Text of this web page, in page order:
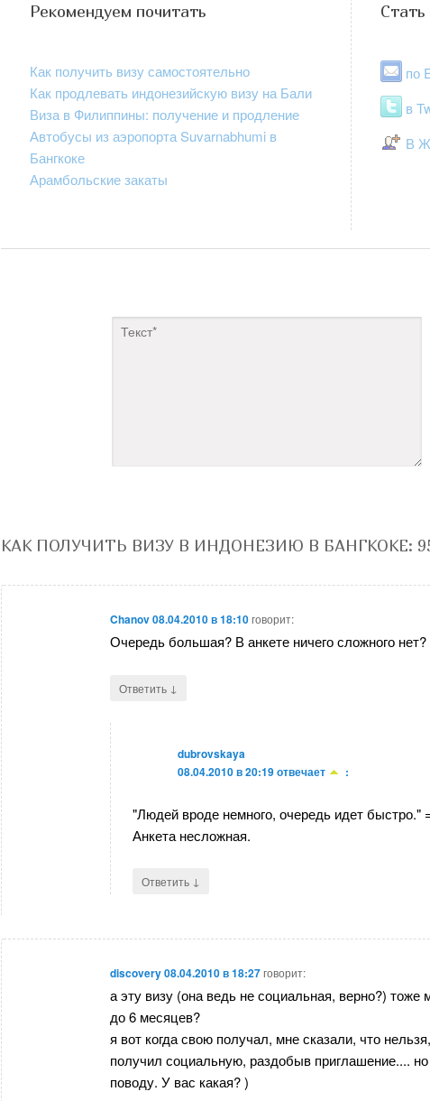
Рекомендуем почитать
Как получить визу самостоятельно
Как продлевать индонезийскую визу на Бали
Виза в Филиппины: получение и продление
Автобусы из аэропорта Suvarnabhumi в
Бангкоке
Арамбольские закаты
по
в
В
КАК ПОЛУЧИТЬ ВИЗУ В ИНДОНЕЗИЮ В БАНГКОКЕ:
Chanov08.04.2010 в 18:10говорит:
Очередь большая? В анкете ничего сложного нет?
Ответить ↓
dubrovskaya
08.04.2010 в 20:19отвечает :
"Людей вроде немного, очередь идет быстро."
Анкета несложная.
Ответить ↓
discovery08.04.2010 в 18:27говорит:
а эту визу (она ведь не социальная, верно?)
до 6 месяцев?
я вот когда свою получал, мне сказали, что
получил социальную, раздобыв приглашение....
поводу. У вас какая? )